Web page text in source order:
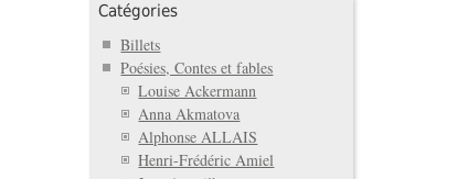
Catégories
Billets
Poésies, Contes et fables
Louise Ackermann
Anna Akmatova
Alphonse ALLAIS
Henri-Frédéric Amiel